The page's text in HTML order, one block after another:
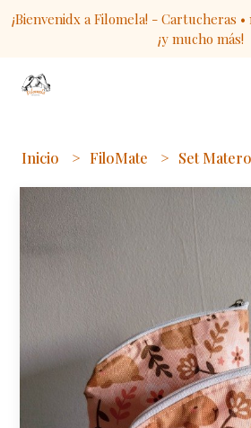
¡Bienvenidx a Filomela! - Cartucheras
¡y mucho más!
Inicio FiloMate Set